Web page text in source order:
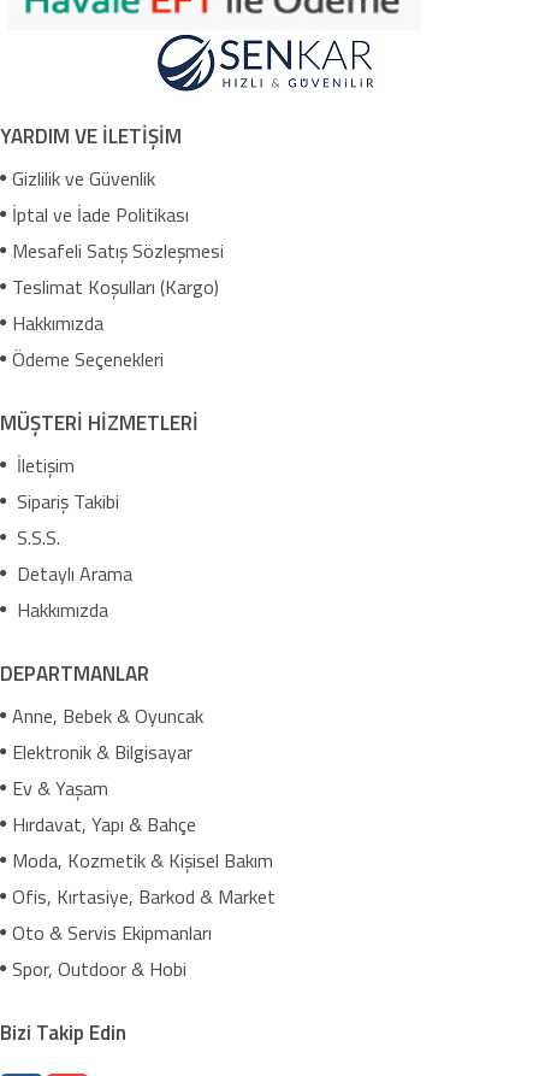
YARDIM VE İLETİŞİM
Gizlilik ve Güvenlik
İptal ve İade Politikası
Mesafeli Satış Sözleşmesi
Teslimat Koşulları (Kargo)
Hakkımızda
Ödeme Seçenekleri
MÜŞTERİ HİZMETLERİ
İletişim
Sipariş Takibi
S.S.S.
Detaylı Arama
Hakkımızda
DEPARTMANLAR
Anne, Bebek & Oyuncak
Elektronik & Bilgisayar
Ev & Yaşam
Hırdavat, Yapı & Bahçe
Moda, Kozmetik & Kişisel Bakım
Ofis, Kırtasiye, Barkod & Market
Oto & Servis Ekipmanları
Spor, Outdoor & Hobi
Bizi Takip Edin